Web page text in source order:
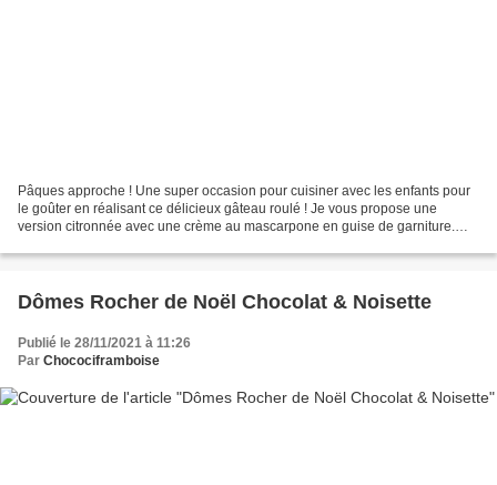
Pâques approche ! Une super occasion pour cuisiner avec les enfants pour
le goûter en réalisant ce délicieux gâteau roulé ! Je vous propose une
version citronnée avec une crème au mascarpone en guise de garniture.
Dômes Rocher de Noël Chocolat & Noisette
Publié le 28/11/2021 à 11:26
Par Chocociframboise